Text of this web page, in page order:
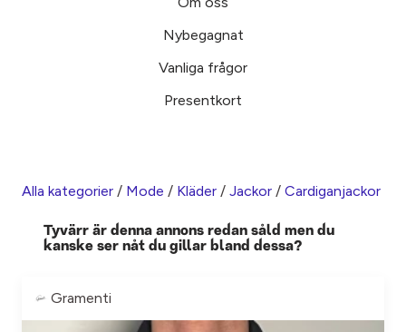
Nybegagnat
Vanliga frågor
Presentkort
Alla kategorier / Mode / Kläder / Jackor / Cardiganjackor
Tyvärr är denna annons redan såld men du
kanske ser nåt du gillar bland dessa?
Gramenti